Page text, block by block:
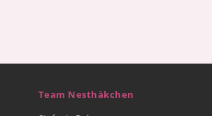
Team Nesthäkchen